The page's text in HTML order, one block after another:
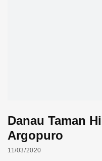
Danau Taman
Argopuro
11/03/2020